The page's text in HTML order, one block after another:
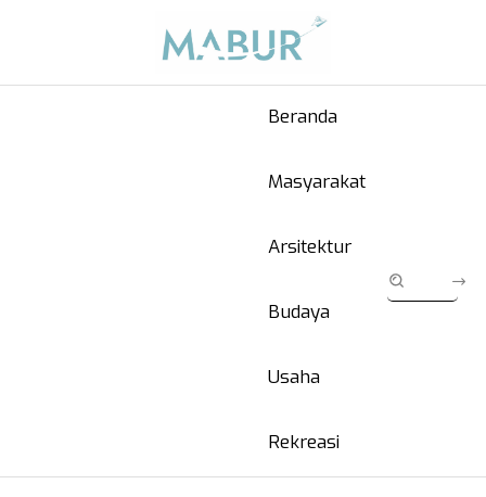
Beranda
Masyarakat
Arsitektur
Budaya
Usaha
Rekreasi